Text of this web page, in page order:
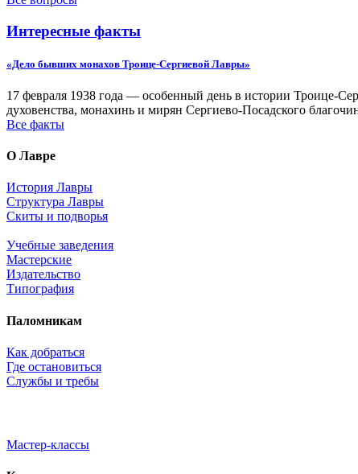
Интересные факты
«Дело бывших монахов Троице-Сергиевой Лавры»
17 февраля 1938 года — особенный день в истории Троице-
духовенства, монахинь и мирян Сергиево-Посадского
Все факты
О Лавре
История Лавры
Структура Лавры
Скиты и подворья
Учебные заведения
Мастерские
Издательство
Типография
Паломникам
Как добраться
Где остановиться
Службы и требы
Мастер-классы